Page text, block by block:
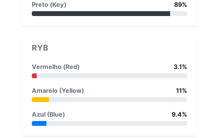
Preto (Key) 89%
RYB
Vermelho (Red) 3.1%
Amarelo (Yellow) 11%
Azul (Blue) 9.4%